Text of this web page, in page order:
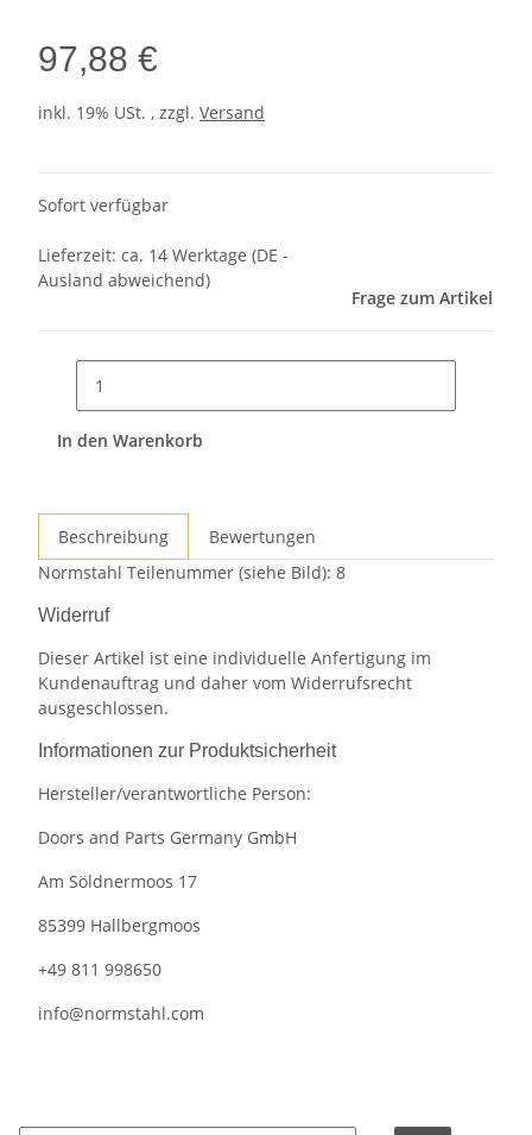
97,88 €
inkl. 19% USt. , zzgl. Versand
Sofort verfügbar
Lieferzeit: ca. 14 Werktage (DE -
Ausland abweichend)
Frage zum Artikel
In den Warenkorb
Beschreibung
Bewertungen
Normstahl Teilenummer (siehe Bild): 8
Widerruf
Dieser Artikel ist eine individuelle Anfertigung im
Kundenauftrag und daher vom Widerrufsrecht
ausgeschlossen.
Informationen zur Produktsicherheit
Hersteller/verantwortliche Person:
Doors and Parts Germany GmbH
Am Söldnermoos 17
85399 Hallbergmoos
+49 811 998650
info@normstahl.com